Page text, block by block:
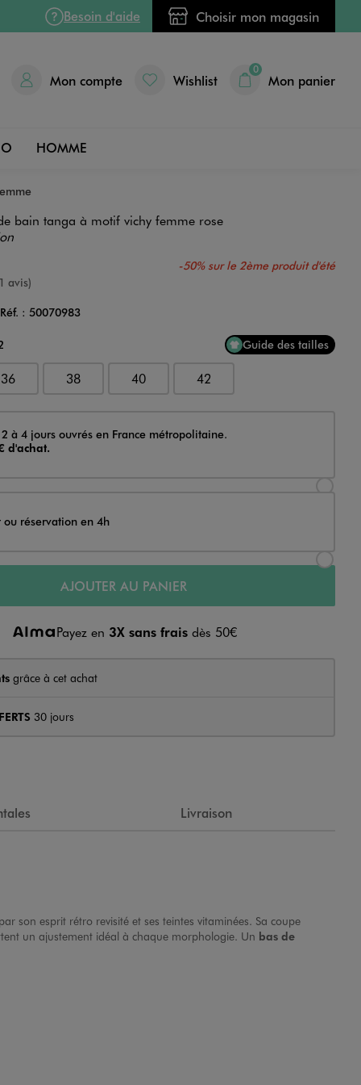
Besoin d'aide Choisir mon magasin
Mon compte Wishlist
0
Mon panier
HOMME
bain tanga à motif vichy femme rose
-50% sur le 2ème produit d'été
avis)
Réf. : 50070983
Guide des tailles
36 38 40 42
à 4 jours ouvrés en France métropolitaine.
d'achat.
ou réservation en 4h
AJOUTER AU PANIER
Payez en 3X sans fraisdès 50€
grâce à cet achat
30 jours
Livraison
son esprit rétro revisité et ses teintes vitaminées. Sa coupe
un ajustement idéal à chaque morphologie. Un bas de